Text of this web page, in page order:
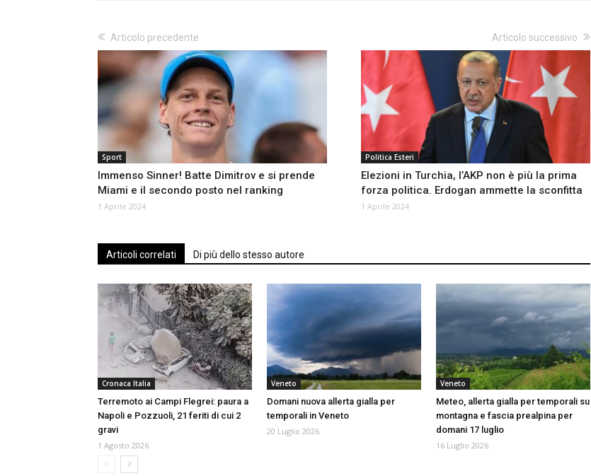
Articolo precedente
Sport
Immenso Sinner! Batte Dimitrov e si prende
Miami e il secondo posto nel ranking
1 Aprile 2024
Articolo successivo
Politica Esteri
Elezioni in Turchia, l’AKP non è più la prima
forza politica. Erdogan ammette la sconfitta
1 Aprile 2024
Articoli correlati Di più dello stesso autore
Cronaca Italia
Terremoto ai Campi Flegrei: paura a
Napoli e Pozzuoli, 21 feriti di cui 2
gravi
1 Agosto 2026
Veneto
Domani nuova allerta gialla per
temporali in Veneto
20 Luglio 2026
Veneto
Meteo, allerta gialla per temporali su
montagna e fascia prealpina per
domani 17 luglio
16 Luglio 2026